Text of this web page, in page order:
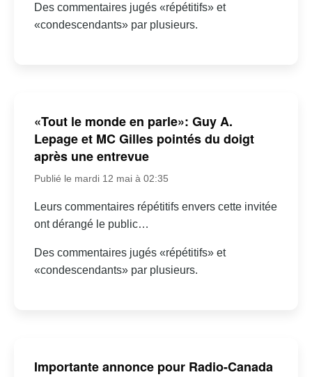
Des commentaires jugés «répétitifs» et
«condescendants» par plusieurs.
«Tout le monde en parle»: Guy A.
Lepage et MC Gilles pointés du doigt
après une entrevue
Publié le mardi 12 mai à 02:35
Leurs commentaires répétitifs envers cette invitée
ont dérangé le public…
Des commentaires jugés «répétitifs» et
«condescendants» par plusieurs.
Importante annonce pour Radio-Canada